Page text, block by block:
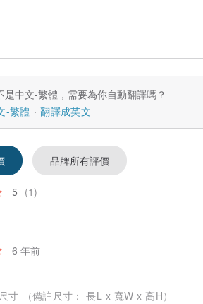
是中文-繁體，需要為你自動翻譯嗎？
-繁體
翻譯成英文
品牌所有評價
5 (1)
6 年前
寸 （備註尺寸： 長L x 寬W x 高H）